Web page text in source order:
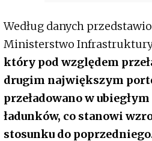
Według danych
Ministerstwo
który pod względem
drugim największym
przeładowano w
ładunków, co stanowi
stosunku do